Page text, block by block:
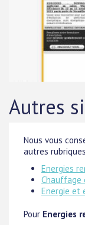
Autres
Nous vous
autres
Energies
Chauffage
Energie et
Pour Energies